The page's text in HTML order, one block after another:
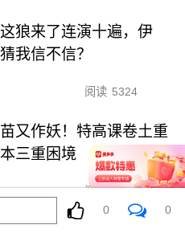
狼来了连演十遍，伊
我信不信？
阅读 5324
又作妖！特高课卷土重
三重困境
阅读 4692
0 0